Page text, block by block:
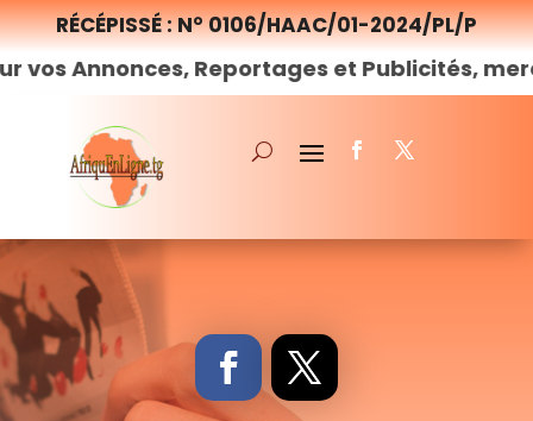
RÉCÉPISSÉ : N° 0106/HAAC/01-2024/PL/P
Reportages et Publicités, merci de